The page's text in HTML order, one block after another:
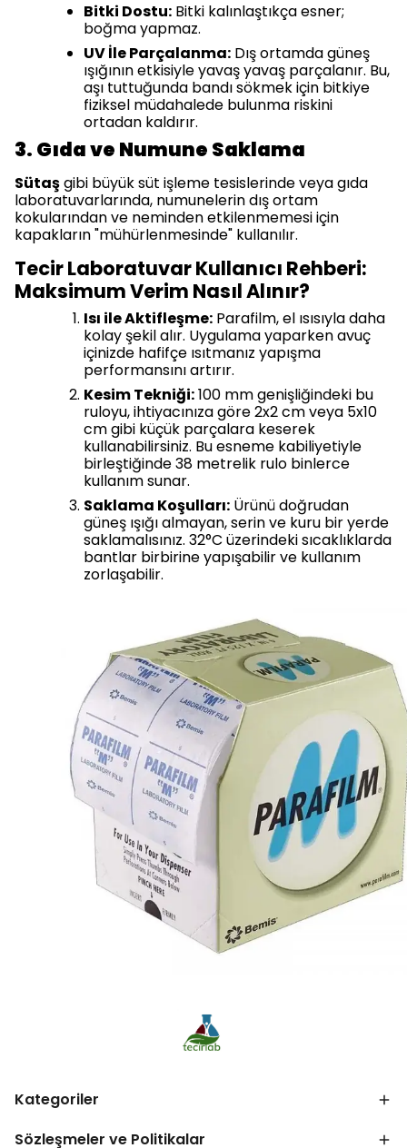
Bitki Dostu: Bitki kalınlaştıkça esner;
boğma yapmaz.
UV İle Parçalanma: Dış ortamda güneş
ışığının etkisiyle yavaş yavaş parçalanır. Bu,
aşı tuttuğunda bandı sökmek için bitkiye
fiziksel müdahalede bulunma riskini
ortadan kaldırır.
3. Gıda ve Numune Saklama
Sütaşgibi büyük süt işleme tesislerinde veya gıda
laboratuvarlarında, numunelerin dış ortam
kokularından ve neminden etkilenmemesi için
kapakların "mühürlenmesinde" kullanılır.
Tecir Laboratuvar Kullanıcı Rehberi:
Maksimum Verim Nasıl Alınır?
Isı ile Aktifleşme: Parafilm, el ısısıyla daha
kolay şekil alır. Uygulama yaparken avuç
içinizde hafifçe ısıtmanız yapışma
performansını artırır.
Kesim Tekniği:100 mm genişliğindeki bu
ruloyu, ihtiyacınıza göre 2x2 cm veya 5x10
cm gibi küçük parçalara keserek
kullanabilirsiniz. Bu esneme kabiliyetiyle
birleştiğinde 38 metrelik rulo binlerce
kullanım sunar.
Saklama Koşulları: Ürünü doğrudan
güneş ışığı almayan, serin ve kuru bir yerde
saklamalısınız. 32°C üzerindeki sıcaklıklarda
bantlar birbirine yapışabilir ve kullanım
zorlaşabilir.
Kategoriler
Sözleşmeler ve Politikalar